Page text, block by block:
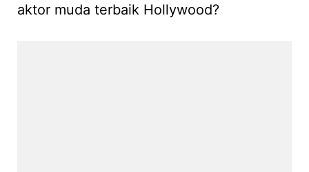
aktor muda terbaik Hollywood?